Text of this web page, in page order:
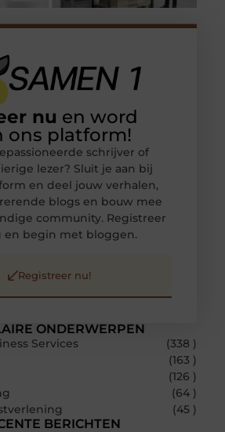
ONDERWERPEN
Services
(338 )
(163 )
(126 )
(64 )
(45 )
BERICHTEN
nu en word
ons platform!
schrijver of
lezer? Sluit je aan bij
en deel jouw verhalen,
blogs en bouw mee
community. Registreer
en begin met bloggen.
Registreer nu!